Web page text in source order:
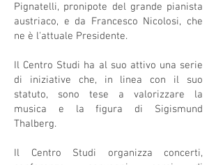
Pignatelli, pronipote del grande pianista
austriaco, e da Francesco Nicolosi, che
ne è l'attuale Presidente.
Il Centro Studi ha al suo attivo una serie
di iniziative che, in linea con il suo
statuto, sono tese a valorizzare la
musica e la figura di Sigismund
Thalberg.
Il Centro Studi organizza concerti,